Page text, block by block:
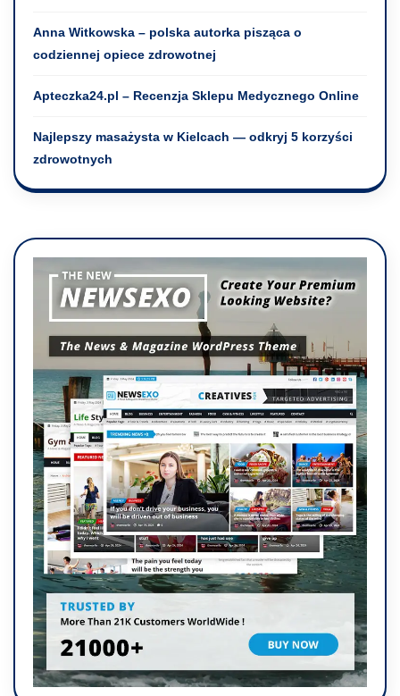
Anna Witkowska – polska autorka pisząca o
codziennej opiece zdrowotnej
Apteczka24.pl – Recenzja Sklepu Medycznego Online
Najlepszy masażysta w Kielcach — odkryj 5 korzyści
zdrowotnych